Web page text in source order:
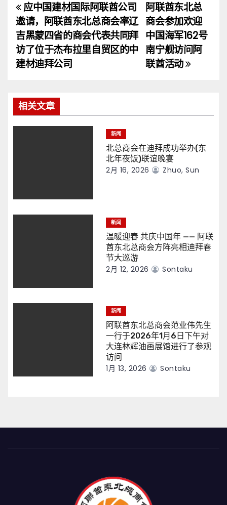
文
章
导
阿联酋东北总
商会参加欢迎
中国海军162号
南宁舰访问阿
联酋活动
应中国建材国际阿联酋公司
邀请，阿联酋东北总商会率辽
吉黑蒙四省的商会代表共同拜
访了位于杰布拉里自贸区的中
建材迪拜公司
相关文章
新闻
北总商会在迪拜成功举办(东
北年夜饭)联谊晚宴
2月 16, 2026 Zhuo, Sun
新闻
温暖迎春 共庆中国年 —— 阿联
酋东北总商会方阵亮相迪拜春
节大巡游
2月 12, 2026 Sontaku
新闻
阿联酋东北总商会范业伟先生
一行于2026年1月6日下午对
大连林辉油画展馆进行了参观
访问
1月 13, 2026 Sontaku